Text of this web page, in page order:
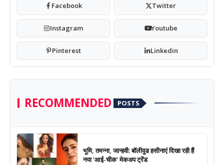
Facebook Twitter
Instagram Youtube
Pinterest Linkedin
RECOMMENDED POSTS
भूमि, तमन्ना, जान्हवी: बॉलीवुड हसीनाएं दिखा रही हैं
नया 'आई-चीक' मेकअप ट्रेंड